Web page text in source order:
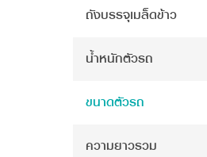
ถังบรรจุเมล็ดข้าว
น้ำหนักตัวรถ
ขนาดตัวรถ
ความยาวรวม